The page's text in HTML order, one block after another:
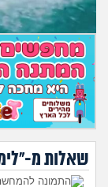
שאלות מ-